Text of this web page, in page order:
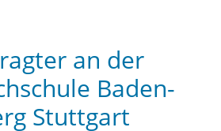
an der
Baden-
Stuttgart